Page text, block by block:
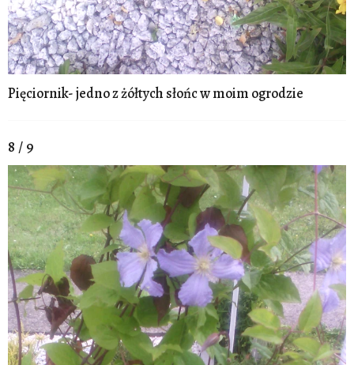
Pięciornik- jedno z żółtych słońc w moim ogrodzie
8 / 9